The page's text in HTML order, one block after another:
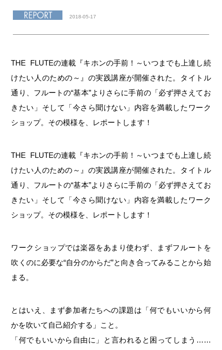
2018-05-17
THE FLUTEの連載『キホンの手前！～いつまでも上達し続
けたい人のための～』の実践講座が開催された。タイトル
通り、フルートの“基本”よりさらに手前の「必ず押さえてお
きたい」そして「今さら聞けない」内容を満載したワーク
ショップ。その模様を、レポートします！
THE FLUTEの連載『キホンの手前！～いつまでも上達し続
けたい人のための～』の実践講座が開催された。タイトル
通り、フルートの“基本”よりさらに手前の「必ず押さえてお
きたい」そして「今さら聞けない」内容を満載したワーク
ショップ。その模様を、レポートします！
ワークショップでは楽器をあまり使わず、まずフルートを
吹くのに必要な“自分のからだ”と向き合ってみることから始
まる。
とはいえ、まず参加者たちへの課題は「何でもいいから何
かを吹いて自己紹介する」こと。
「何でもいいから自由に」と言われると困ってしまう……